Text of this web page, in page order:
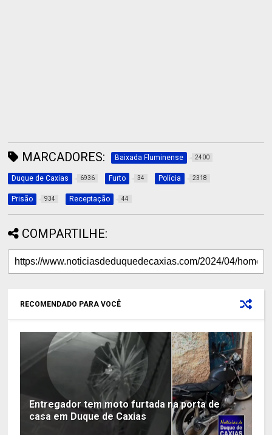
MARCADORES: Baixada Fluminense 2400
Duque de Caxias 6936 Furto 34 Polícia 2318
Prisão 934 Receptação 44
COMPARTILHE:
RECOMENDADO PARA VOCÊ
Entregador tem moto furtada na porta de
casa em Duque de Caxias